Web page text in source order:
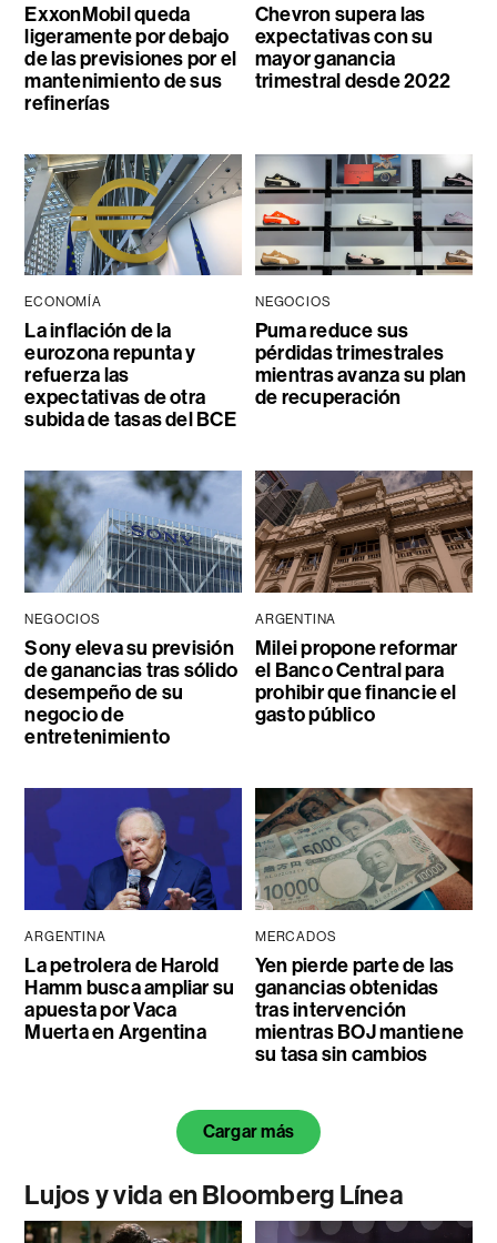
ExxonMobil queda
ligeramente por debajo
de las previsiones por el
mantenimiento de sus
refinerías
Chevron supera las
expectativas con su
mayor ganancia
trimestral desde 2022
ECONOMÍA
La inflación de la
eurozona repunta y
refuerza las
expectativas de otra
subida de tasas del BCE
NEGOCIOS
Puma reduce sus
pérdidas trimestrales
mientras avanza su plan
de recuperación
NEGOCIOS
Sony eleva su previsión
de ganancias tras sólido
desempeño de su
negocio de
entretenimiento
ARGENTINA
Milei propone reformar
el Banco Central para
prohibir que financie el
gasto público
ARGENTINA
La petrolera de Harold
Hamm busca ampliar su
apuesta por Vaca
Muerta en Argentina
MERCADOS
Yen pierde parte de las
ganancias obtenidas
tras intervención
mientras BOJ mantiene
su tasa sin cambios
Cargar más
Lujos y vida en Bloomberg Línea